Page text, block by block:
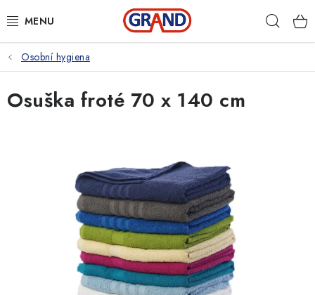
na
AKČNÍ NABÍDKA
PRACOVNÍ OBUV
PRACOVNÍ ODĚVY
VOLNOČASOVÉ OBLEČENÍ
OCHRANNÉ POMŮCKY
Osobní hygiena
Osuška froté 70 x 140 cm